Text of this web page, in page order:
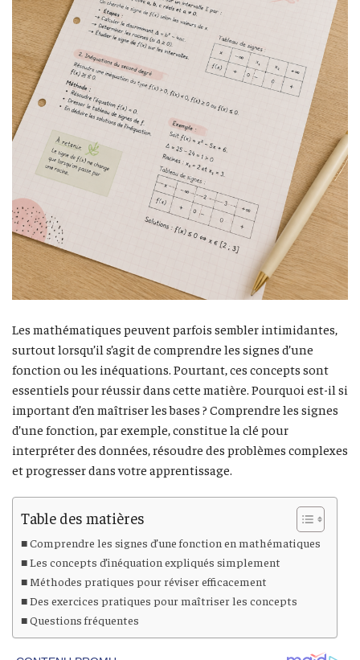
Les mathématiques peuvent parfois sembler intimidantes,
surtout lorsqu’il s’agit de comprendre les signes d’une
fonction ou les inéquations. Pourtant, ces concepts sont
essentiels pour réussir dans cette matière. Pourquoi est-il si
important d’en maîtriser les bases ? Comprendre les signes
d’une fonction, par exemple, constitue la clé pour
interpréter des données, résoudre des problèmes complexes
et progresser dans votre apprentissage.
Table des matières
Comprendre les signes d’une fonction en mathématiques
Les concepts d’inéquation expliqués simplement
Méthodes pratiques pour réviser efficacement
Des exercices pratiques pour maîtriser les concepts
Questions fréquentes